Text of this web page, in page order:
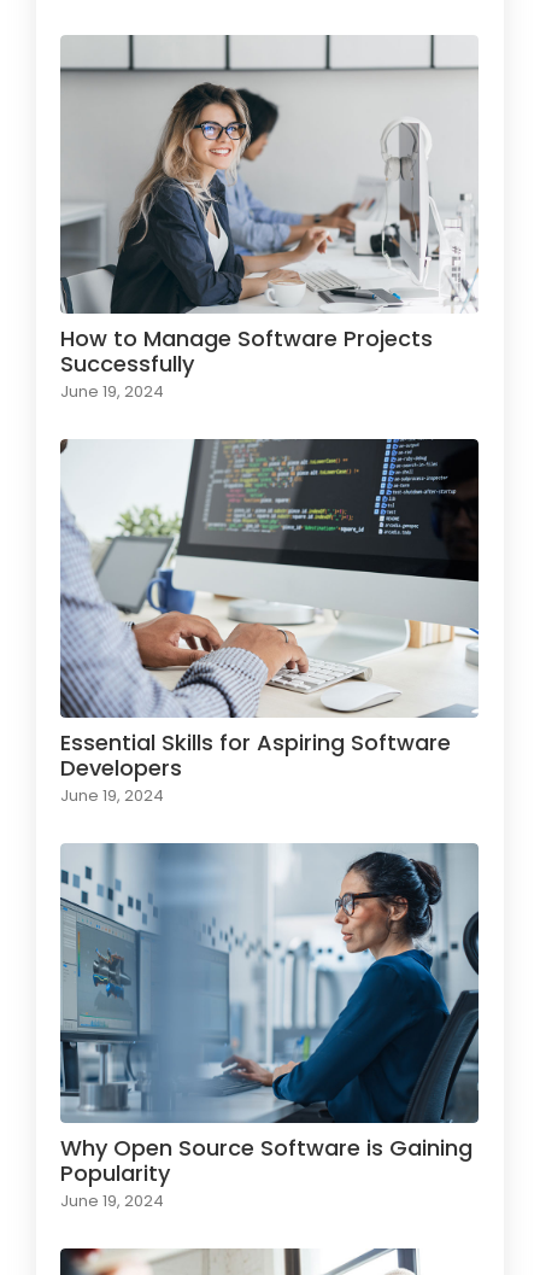
How to Manage Software Projects
Successfully
June 19, 2024
Essential Skills for Aspiring Software
Developers
June 19, 2024
Why Open Source Software is Gaining
Popularity
June 19, 2024